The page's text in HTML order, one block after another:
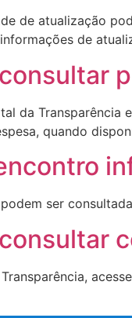
de atualização
de
da Transparência
quando
ser